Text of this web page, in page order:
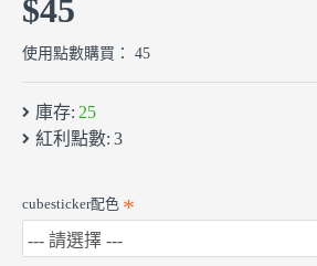
庫存: 25
紅利點數: 3
$45
使用點數購買： 45
cubesticker配色